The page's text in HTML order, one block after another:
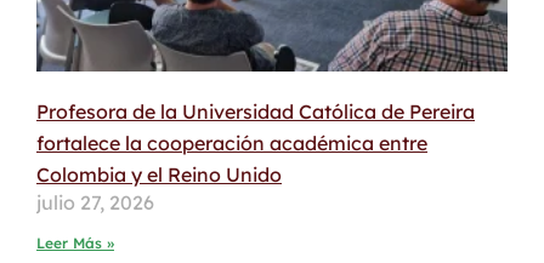
Profesora de la Universidad Católica de Pereira
fortalece la cooperación académica entre
Colombia y el Reino Unido
julio 27, 2026
Leer Más »